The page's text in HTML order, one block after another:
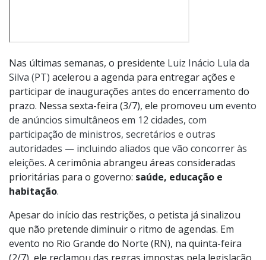
Nas últimas semanas, o presidente Luiz Inácio Lula da
Silva (PT) acelerou a agenda para entregar ações e
participar de inaugurações antes do encerramento do
prazo. Nessa sexta-feira (3/7), ele promoveu um evento
de anúncios simultâneos em 12 cidades, com
participação de ministros, secretários e outras
autoridades — incluindo aliados que vão concorrer às
eleições. A cerimônia abrangeu áreas consideradas
prioritárias para o governo: saúde, educação e
habitação.
Apesar do início das restrições, o petista já sinalizou
que não pretende diminuir o ritmo de agendas. Em
evento no Rio Grande do Norte (RN), na quinta-feira